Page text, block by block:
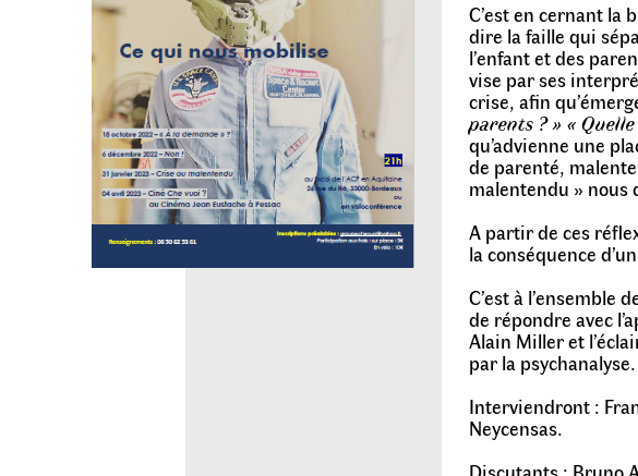
C’est en cernant la
dire la faille qui
l’enfant et des
vise par ses
crise, afin
parents ? » «
qu’advienne une
de parenté,
malentendu » nous
A partir de ces
la conséquence
C’est à l’ensemble
de répondre avec
Alain Miller et
par la psychanalyse.
Interviendront :
Neycensas.